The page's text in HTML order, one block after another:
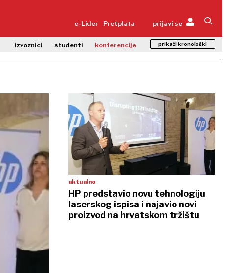
e-Lider Pretplata prijavi se
izvoznici studenti konferencije prikaži kronološki
aktualno
HP predstavio novu tehnologiju
laserskog ispisa i najavio novi
proizvod na hrvatskom tržištu